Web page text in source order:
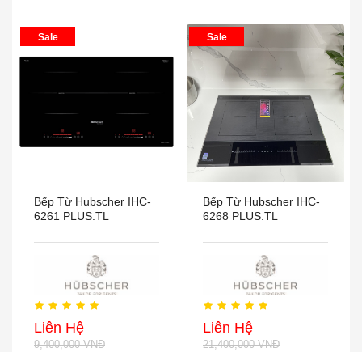
Sale
Bếp Từ Hubscher IHC-
6261 PLUS.TL
Liên Hệ
9,400,000 VNĐ
Sale
Bếp Từ Hubscher IHC-
6268 PLUS.TL
Liên Hệ
21,400,000 VNĐ